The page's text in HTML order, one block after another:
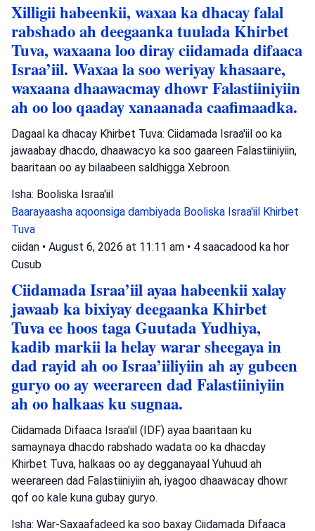
Xilligii habeenkii, waxaa ka dhacay falal
rabshado ah deegaanka tuulada Khirbet
Tuva, waxaana loo diray ciidamada difaaca
Israa’iil. Waxaa la soo weriyay khasaare,
waxaana dhaawacmay dhowr Falastiiniyiin
ah oo loo qaaday xanaanada caafimaadka.
Dagaal ka dhacay Khirbet Tuva: Ciidamada Israa'iil oo ka
jawaabay dhacdo, dhaawacyo ka soo gaareen Falastiiniyiin,
baaritaan oo ay bilaabeen saldhigga Xebroon.
Isha: Booliska Israa'iil
Baarayaasha aqoonsiga dambiyada Booliska Israa'iil Khirbet
Tuva
ciidan • August 6, 2026 at 11:11 am • 4 saacadood ka hor
Cusub
Ciidamada Israa’iil ayaa habeenkii xalay
jawaab ka bixiyay deegaanka Khirbet
Tuva ee hoos taga Guutada Yudhiya,
kadib markii la helay warar sheegaya in
dad rayid ah oo Israa’iiliyiin ah ay gubeen
guryo oo ay weerareen dad Falastiiniyiin
ah oo halkaas ku sugnaa.
Ciidamada Difaaca Israa'iil (IDF) ayaa baaritaan ku
samaynaya dhacdo rabshado wadata oo ka dhacday
Khirbet Tuva, halkaas oo ay degganayaal Yuhuud ah
weerareen dad Falastiiniyiin ah, iyagoo dhaawacay dhowr
qof oo kale kuna gubay guryo.
Isha: War-Saxaafadeed ka soo baxay Ciidamada Difaaca